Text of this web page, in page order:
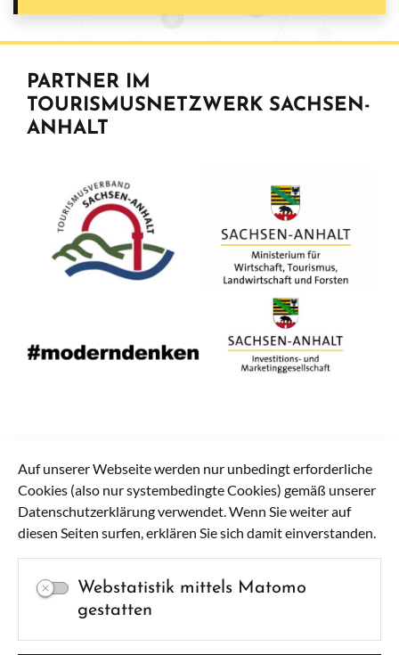
Auf unserer Webseite werden nur unbedingt erforderliche
Cookies (also nur systembedingte Cookies) gemäß unserer
Datenschutzerklärung verwendet. Wenn Sie weiter auf
diesen Seiten surfen, erklären Sie sich damit einverstanden.
Webstatistik mittels Matomo
gestatten
PARTNER IM
TOURISMUSNETZWERK SACHSEN-
ANHALT